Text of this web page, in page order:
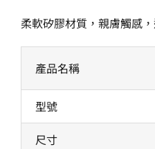
柔軟矽膠材質，親膚觸感
產品名稱
型號
尺寸